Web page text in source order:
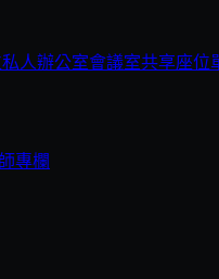
私人辦公室會議室共享座位
專欄